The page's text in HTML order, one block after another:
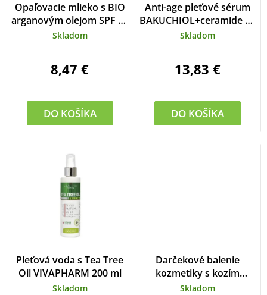
Opaľovacie mlieko s BIO
arganovým olejom SPF 30
SUN 200 ml
Skladom
8,47 €
DO KOŠÍKA
Anti-age pleťové sérum
BAKUCHIOL+ceramide 30
ml
Skladom
13,83 €
DO KOŠÍKA
Pleťová voda s Tea Tree
Oil VIVAPHARM 200 ml
Skladom
Darčekové balenie
kozmetiky s kozím
mliekom
Skladom